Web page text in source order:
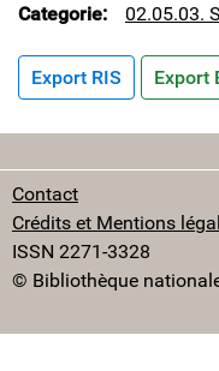
Categorie
02.05.03.
Export RIS Export
Contact
Crédits et Mentions
ISSN 2271-3328
© Bibliothèque